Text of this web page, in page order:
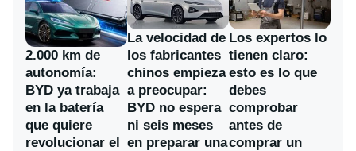
2.000 km de
autonomía:
BYD ya trabaja
en la batería
que quiere
revolucionar el
La velocidad de
los fabricantes
chinos empieza
a preocupar:
BYD no espera
ni seis meses
en preparar una
Los expertos lo
tienen claro:
esto es lo que
debes
comprobar
antes de
comprar un